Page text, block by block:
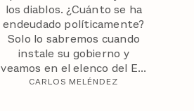
los diablos. ¿Cuánto se ha
endeudado políticamente?
Solo lo sabremos cuando
instale su gobierno y
veamos en el elenco del E...
CARLOS MELÉNDEZ